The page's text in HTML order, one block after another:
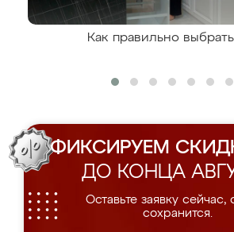
Как правильно
ФИКСИРУЕМ
ДО КОНЦА
Оставьте заявку сейчас,
сохранится.